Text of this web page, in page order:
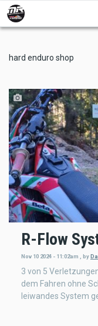
Skip
to
main
hard enduro shop
R-Flow
Nov 10 2024 - 11:02am , by
3 von 5
dem Fahren ohne
leiwandes System